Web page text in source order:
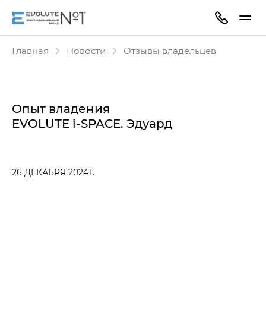
Главная Новости Отзывы владельцев
Опыт владения
EVOLUTE i‑SPACE. Эдуард
26 ДЕКАБРЯ 2024 Г.